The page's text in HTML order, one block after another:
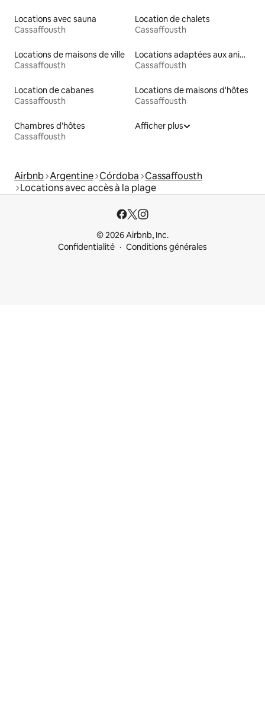
Locations avec sauna
Cassaffousth
Location de chalets
Cassaffousth
Locations de maisons de ville
Cassaffousth
Locations adaptées aux animaux
Cassaffousth
Location de cabanes
Cassaffousth
Locations de maisons d'hôtes
Cassaffousth
Chambres d'hôtes
Cassaffousth
Afficher plus
Airbnb Argentine Córdoba Cassaffousth
Locations avec accès à la plage
© 2026 Airbnb, Inc.
Confidentialité
Conditions générales